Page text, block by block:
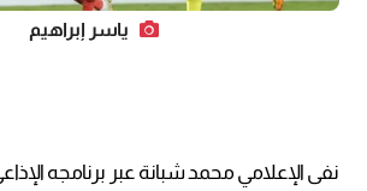
ياسر إبراهيم
نفى الإعلامي محمد شبانة عبر برنامجه